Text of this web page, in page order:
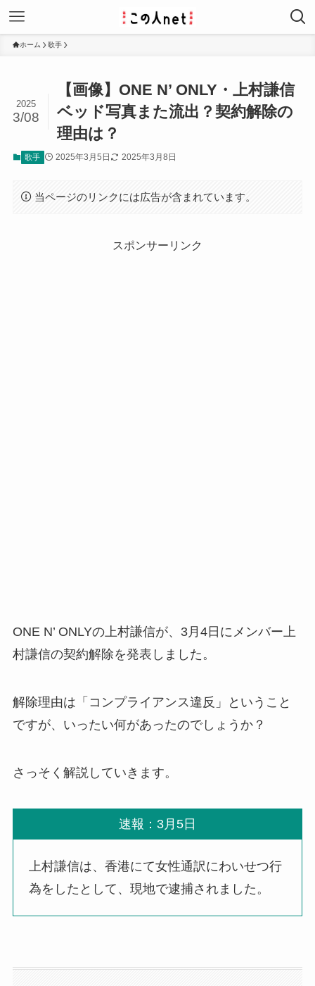
ホーム 歌手
【画像】ONE N’ ONLY・上村謙信
ベッド写真また流出？契約解除の
理由は？
2025
3/08
歌手 2025年3月5日 2025年3月8日
当ページのリンクには広告が含まれています。
スポンサーリンク
ONE N’ ONLYの上村謙信が、3月4日にメンバー上
村謙信の契約解除を発表しました。
解除理由は「コンプライアンス違反」ということ
ですが、いったい何があったのでしょうか？
さっそく解説していきます。
速報：3月5日
上村謙信は、香港にて女性通訳にわいせつ行
為をしたとして、現地で逮捕されました。